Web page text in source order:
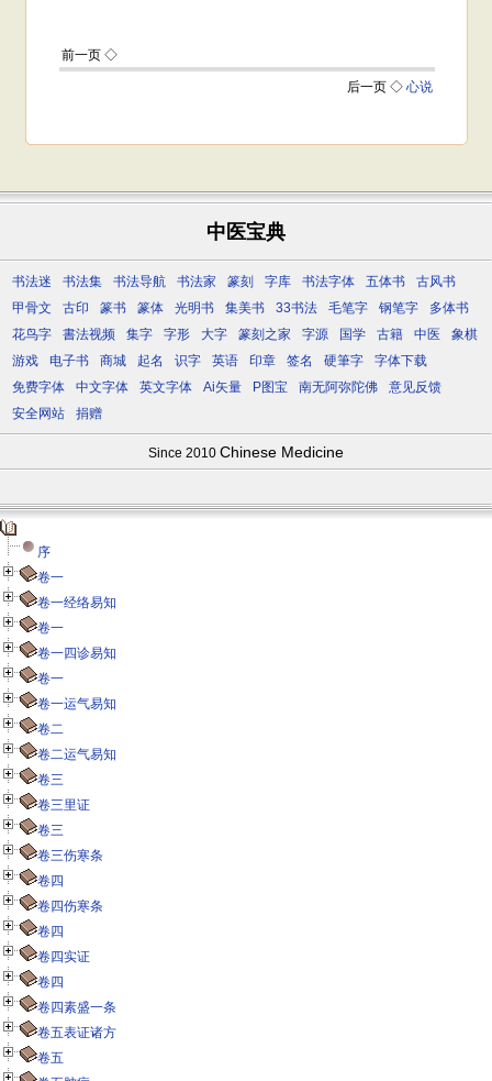
中医宝典
书法迷 书法集 书法导航 书法家 篆刻 字库 书法字体 五体书
古风书
甲骨文
古印 篆书 篆体 光明书 集美书 33书法 毛笔字 钢笔字
多体书
花鸟字
書法视频 集字 字形 大字 篆刻之家 字源 国学 古籍 中医
象棋
游戏
电子书 商城 起名 识字 英语 印章 签名 硬筆字
字体下载
免费字体
中文字体 英文字体 Ai矢量 P图宝 南无阿弥陀佛
意见反馈
安全网站
捐赠
Since 2010 Chinese Medicine
序
卷一
卷一经络易知
卷一
卷一四诊易知
卷一
卷一运气易知
卷二
卷二运气易知
卷三
卷三里证
卷三
卷三伤寒条
卷四
卷四伤寒条
卷四
卷四实证
卷四
卷四素盛一条
卷五表证诸方
卷五